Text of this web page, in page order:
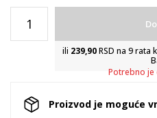
ili 239,90RSD na 9 rata
Potrebno je
Proizvod je moguće